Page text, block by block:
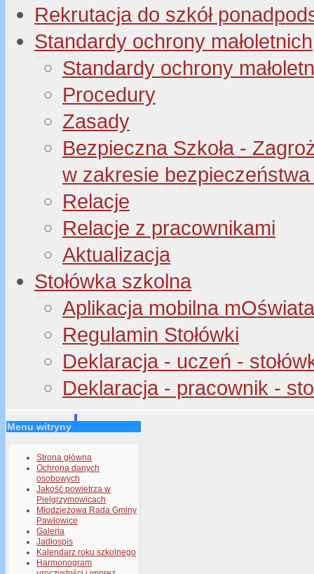
Rekrutacja do szkół
Standardy ochrony małoletnich
Standardy ochrony
Procedury
Zasady
Bezpieczna Szkoła -
w zakresie
Relacje
Relacje z pracownikami
Aktualizacja
Stołówka szkolna
Aplikacja mobilna
Regulamin Stołówki
Deklaracja - uczeń -
Deklaracja - pracownik -
Menu witryny
Strona główna
Ochrona danych
osobowych
Jakość powietrza w
Pielgrzymowicach
Młodzieżowa Rada Gminy
Pawłowice
Galeria
Jadłospis
Kalendarz roku szkolnego
Harmonogram